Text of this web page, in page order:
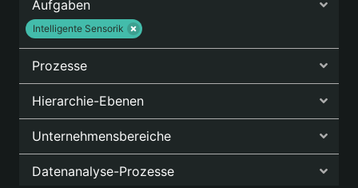
Aufgaben
Intelligente Sensorik
Prozesse
Hierarchie-Ebenen
Unternehmensbereiche
Datenanalyse-Prozesse